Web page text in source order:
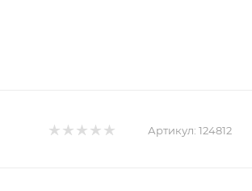
Артикул: 124812